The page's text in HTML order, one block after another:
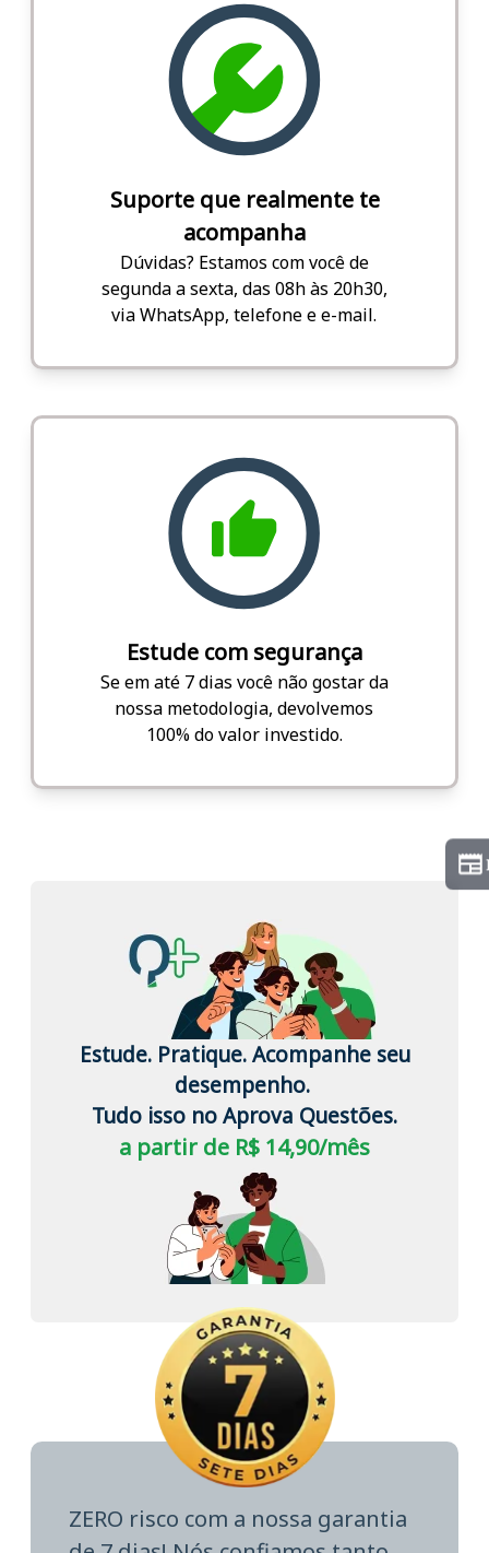
Suporte que realmente te
acompanha
Dúvidas? Estamos com você de
segunda a sexta, das 08h às 20h30,
via WhatsApp, telefone e e-mail.
Estude com segurança
Se em até 7 dias você não gostar da
nossa metodologia, devolvemos
100% do valor investido.
Estude. Pratique. Acompanhe seu
desempenho.
Tudo isso no Aprova Questões.
a partir de R$ 14,90/mês
ZERO risco com a nossa garantia